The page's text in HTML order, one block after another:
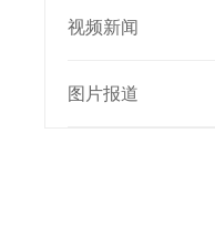
视频新闻
图片报道